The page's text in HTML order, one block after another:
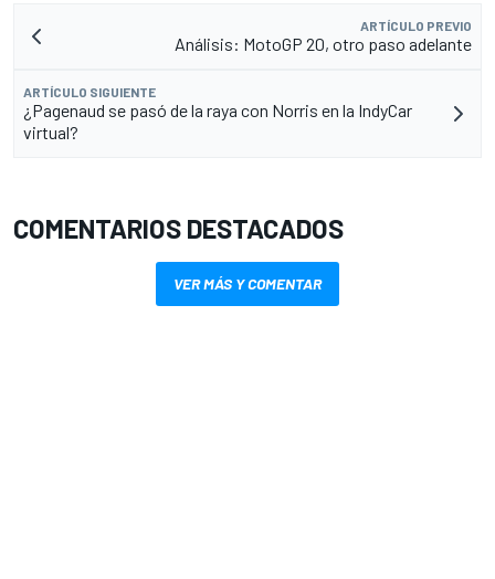
ARTÍCULO PREVIO
Análisis: MotoGP 20, otro paso adelante
ARTÍCULO SIGUIENTE
¿Pagenaud se pasó de la raya con Norris en la IndyCar
virtual?
COMENTARIOS DESTACADOS
VER MÁS Y COMENTAR